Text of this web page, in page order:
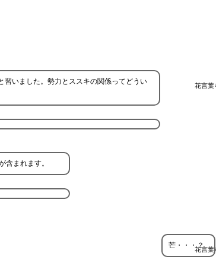
花言葉
習いました。勢力とススキの関係ってどうい
含まれます。
花言葉
芒・・・？